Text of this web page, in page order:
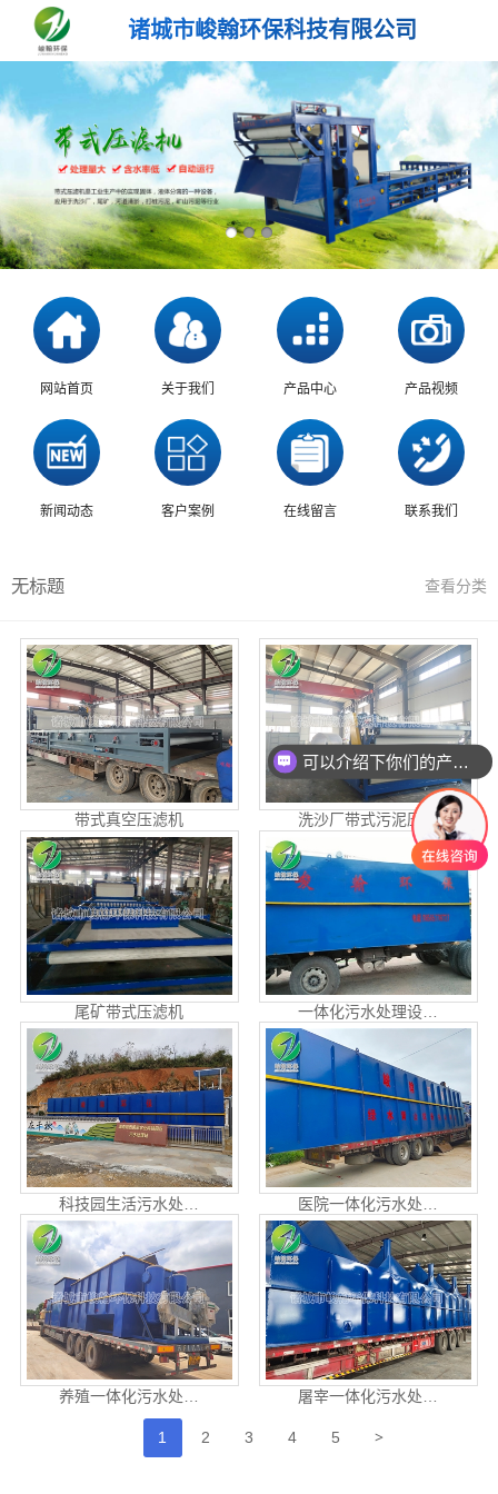
诸城市峻翰环保科技有限公司
网站首页 关于我们 产品中心 产品视频
新闻动态 客户案例 在线留言 联系我们
无标题 查看分类
带式真空压滤机 洗沙厂带式污泥压…
尾矿带式压滤机 一体化污水处理设…
科技园生活污水处… 医院一体化污水处…
养殖一体化污水处… 屠宰一体化污水处…
1 2 3 4 5 >